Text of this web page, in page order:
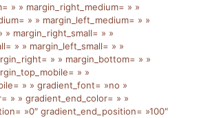
» » margin_right_medium= » »
» » margin_left_medium= » »
» margin_right_small= » »
» » margin_left_small= » »
» » margin_bottom= » »
» »
» » gradient_font= »no »
» » gradient_end_color= » »
»0″ gradient_end_position= »100″